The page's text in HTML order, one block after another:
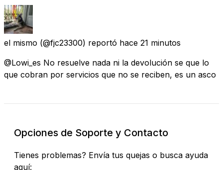
el mismo (@fjc23300) reportó hace 21 minutos
@Lowi_es No resuelve nada ni la devolución se que lo
que cobran por servicios que no se reciben, es un asco
Opciones de Soporte y Contacto
Tienes problemas? Envía tus quejas o busca ayuda
aquí: